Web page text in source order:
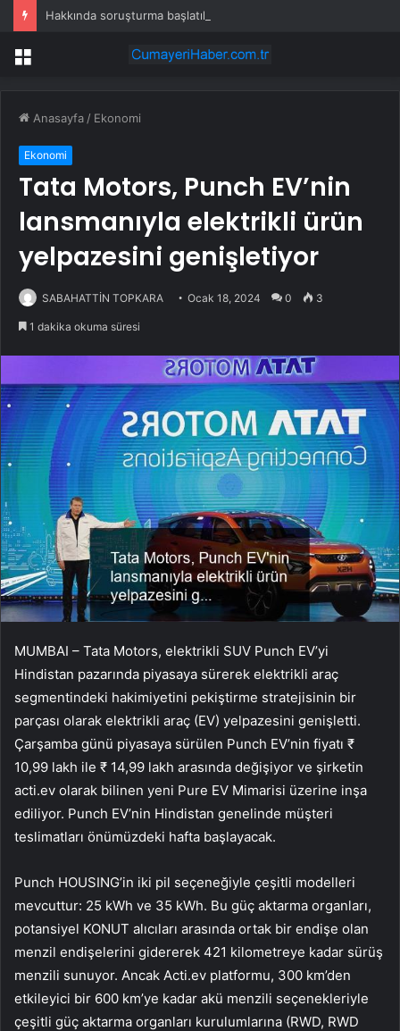
Menü
Anasayfa / Ekonomi
Ekonomi
Tata Motors, Punch EV’nin
lansmanıyla elektrikli ürün
yelpazesini genişletiyor
SABAHATTİN TOPKARA Ocak 18, 2024 0 3
1 dakika okuma süresi
MUMBAI – Tata Motors, elektrikli SUV Punch EV’yi
Hindistan pazarında piyasaya sürerek elektrikli araç
segmentindeki hakimiyetini pekiştirme stratejisinin bir
parçası olarak elektrikli araç (EV) yelpazesini genişletti.
Çarşamba günü piyasaya sürülen Punch EV’nin fiyatı ₹
10,99 lakh ile ₹ 14,99 lakh arasında değişiyor ve şirketin
acti.ev olarak bilinen yeni Pure EV Mimarisi üzerine inşa
ediliyor. Punch EV’nin Hindistan genelinde müşteri
teslimatları önümüzdeki hafta başlayacak.
Punch HOUSING’in iki pil seçeneğiyle çeşitli modelleri
mevcuttur: 25 kWh ve 35 kWh. Bu güç aktarma organları,
potansiyel KONUT alıcıları arasında ortak bir endişe olan
menzil endişelerini gidererek 421 kilometreye kadar sürüş
menzili sunuyor. Ancak Acti.ev platformu, 300 km’den
etkileyici bir 600 km’ye kadar akü menzili seçenekleriyle
çeşitli güç aktarma organları kurulumlarına (RWD, RWD